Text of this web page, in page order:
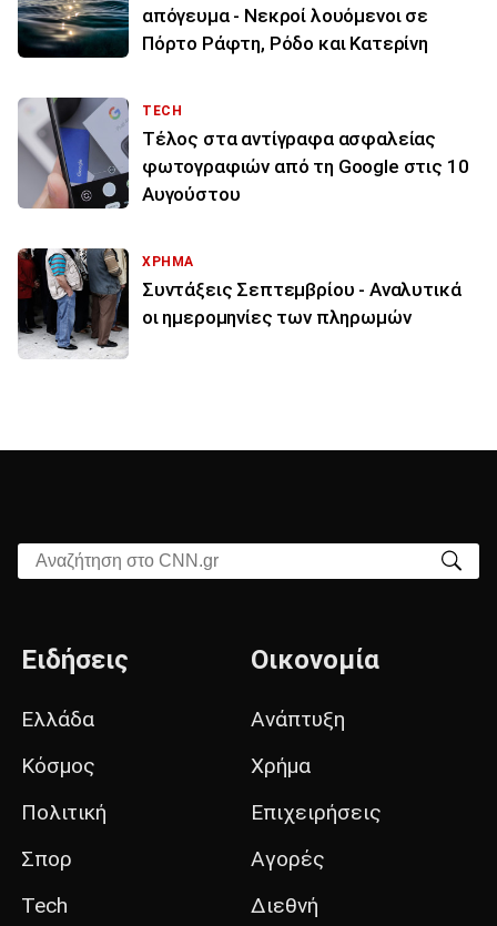
απόγευμα - Νεκροί λουόμενοι σε
Πόρτο Ράφτη, Ρόδο και Κατερίνη
TECH
Τέλος στα αντίγραφα ασφαλείας
φωτογραφιών από τη Google στις 10
Αυγούστου
ΧΡΗΜΑ
Συντάξεις Σεπτεμβρίου - Αναλυτικά
οι ημερομηνίες των πληρωμών
Αναζήτηση στο CNN.gr
Ειδήσεις
Ελλάδα
Κόσμος
Πολιτική
Σπορ
Tech
Οικονομία
Ανάπτυξη
Χρήμα
Επιχειρήσεις
Αγορές
Διεθνή